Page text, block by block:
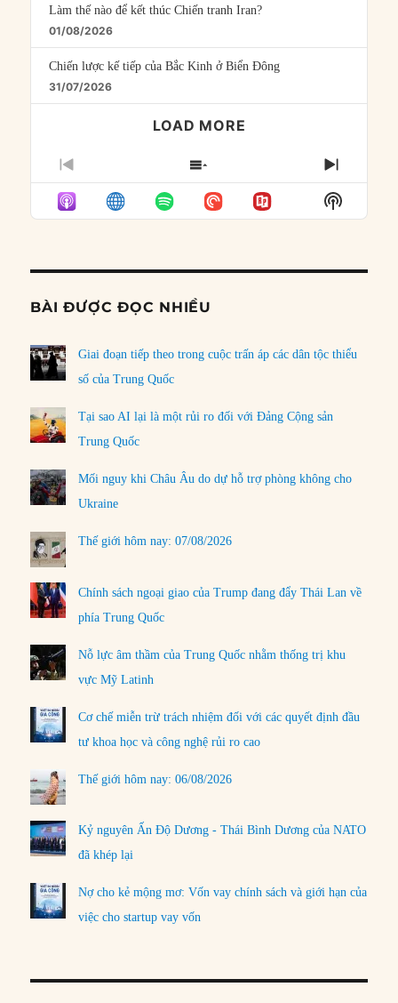
Làm thế nào để kết thúc Chiến tranh Iran?
01/08/2026
Chiến lược kế tiếp của Bắc Kinh ở Biển Đông
31/07/2026
LOAD MORE
PREVIOUS
EPISODE
SHOW
EPISODES
LIST
NEXT
Show
Podcast
BÀI ĐƯỢC ĐỌC NHIỀU
Giai đoạn tiếp theo trong cuộc trấn áp các dân tộc thiểu
số của Trung Quốc
Tại sao AI lại là một rủi ro đối với Đảng Cộng sản
Trung Quốc
Mối nguy khi Châu Âu do dự hỗ trợ phòng không cho
Ukraine
Thế giới hôm nay: 07/08/2026
Chính sách ngoại giao của Trump đang đẩy Thái Lan về
phía Trung Quốc
Nỗ lực âm thầm của Trung Quốc nhằm thống trị khu
vực Mỹ Latinh
Cơ chế miễn trừ trách nhiệm đối với các quyết định đầu
tư khoa học và công nghệ rủi ro cao
Thế giới hôm nay: 06/08/2026
Kỷ nguyên Ấn Độ Dương - Thái Bình Dương của NATO
đã khép lại
Nợ cho kẻ mộng mơ: Vốn vay chính sách và giới hạn của
việc cho startup vay vốn